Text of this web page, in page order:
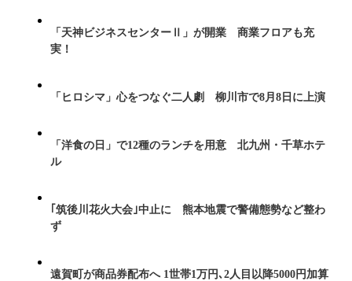
「天神ビジネスセンターⅡ」が開業 商業フロアも充
実！
「ヒロシマ」心をつなぐ二人劇 柳川市で8月8日に上演
「洋食の日」で12種のランチを用意 北九州・千草ホテ
ル
｢筑後川花火大会｣中止に 熊本地震で警備態勢など整わ
ず
遠賀町が商品券配布へ 1世帯1万円､2人目以降5000円加算